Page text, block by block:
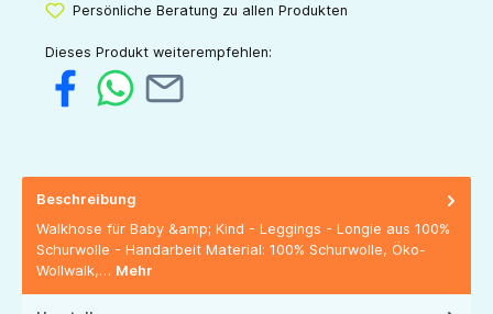
Persönliche Beratung zu allen Produkten
Dieses Produkt weiterempfehlen:
Beschreibung
Walkhose für Baby &amp; Kind - Leggings - Longie aus 100%
Schurwolle - Handarbeit Material: 100% Schurwolle, Öko-
Wollwalk,… Mehr